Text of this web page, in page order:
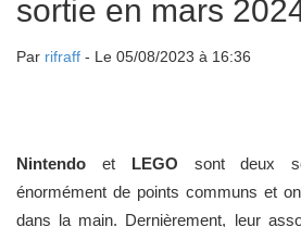
sortie en mars
Par rifraff - Le 05/08/2023 à 16:36
Nintendo et LEGO sont deux
énormément de points communs et
dans la main. Dernièrement, leur